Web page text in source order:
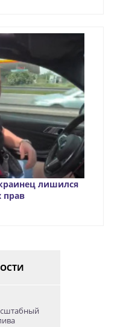
лишился
прав